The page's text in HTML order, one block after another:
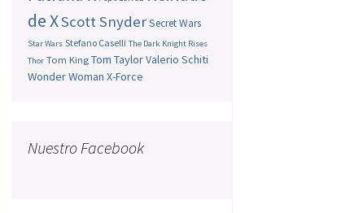
de XScott SnyderSecret Wars
Star Wars Stefano Caselli The Dark Knight Rises
Thor Tom King Tom TaylorValerio Schiti
Wonder Woman X-Force
Nuestro Facebook